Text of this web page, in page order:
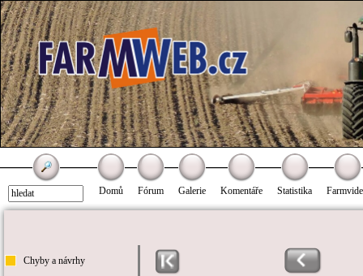
Domů Fórum Galerie Komentáře Statistika
Chyby a návrhy